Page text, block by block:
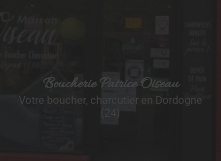
Boucherie Patrice Oiseau
Votre boucher, charcutier en Dordogne
(24)